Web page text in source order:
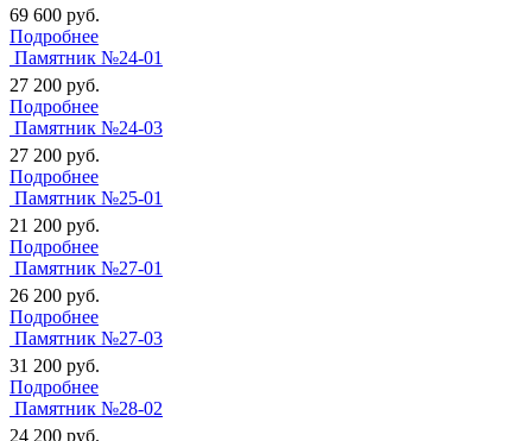
69 600 руб.
Подробнее
Памятник №24-01
27 200 руб.
Подробнее
Памятник №24-03
27 200 руб.
Подробнее
Памятник №25-01
21 200 руб.
Подробнее
Памятник №27-01
26 200 руб.
Подробнее
Памятник №27-03
31 200 руб.
Подробнее
Памятник №28-02
24 200 руб.